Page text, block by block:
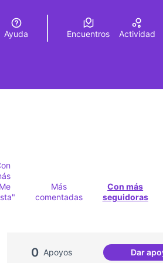
Elegir el idioma Choose language
Ayuda Encuentros Actividad
Más
comentadas
Con más
seguidoras
0 Apoyos Dar